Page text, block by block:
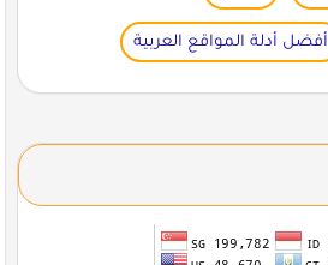
أفضل أدلة المواقع العربية